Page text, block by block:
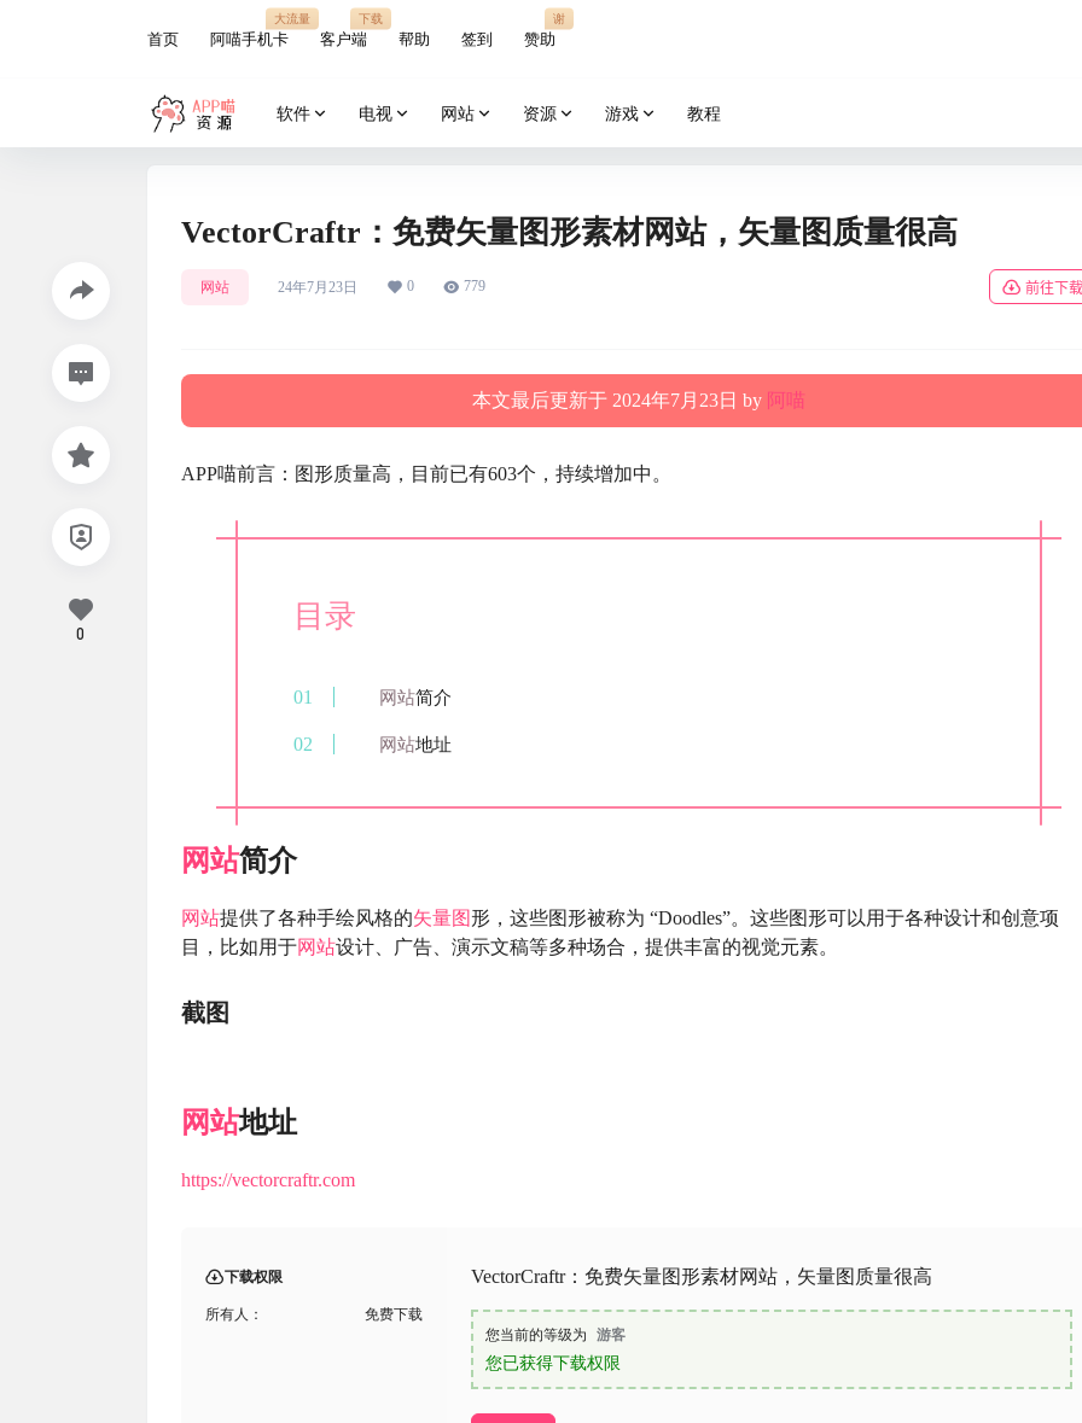
首页 阿喵手机卡
大流量
客户端
下载
帮助 签到 赞助
谢
软件 电视 网站 资源 游戏 教程
VectorCraftr：免费矢量图形素材网站，矢量图质量很高
网站 24年7月23日 0 779 前往下载
本文最后更新于 2024年7月23日 by 阿喵
APP喵前言：图形质量高，目前已有603个，持续增加中。
目录
网站简介
网站地址
网站简介
网站提供了各种手绘风格的矢量图形，这些图形被称为 “Doodles”。这些图形可以用于各种设计和创意项
目，比如用于网站设计、广告、演示文稿等多种场合，提供丰富的视觉元素。
截图
网站地址
https://vectorcraftr.com
下载权限
所有人： 免费下载
VectorCraftr：免费矢量图形素材网站，矢量图质量很高
您当前的等级为 游客
您已获得下载权限
0